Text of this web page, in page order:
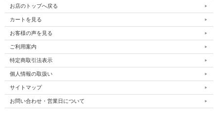
お店のトップへ戻る
カートを見る
お客様の声を見る
ご利用案内
特定商取引法表示
個人情報の取扱い
サイトマップ
お問い合わせ・営業日について